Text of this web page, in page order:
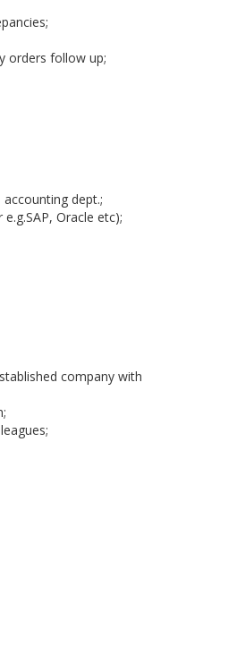
orders follow up;
dept.;
Oracle etc);
company with